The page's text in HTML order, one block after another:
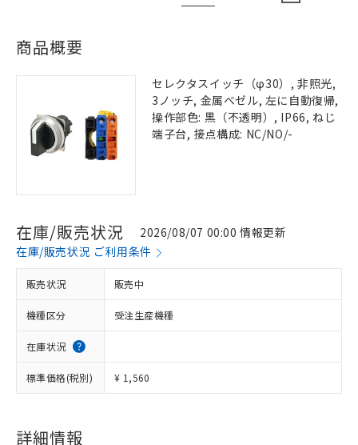
商品概要
セレクタスイッチ（φ30）, 非照光,
3ノッチ, 金属ベゼル, 左に自動復帰,
操作部色: 黒（不透明）, IP66, ねじ
端子台, 接点構成: NC/NO/-
在庫/販売状況
2026/08/07 00:00 情報更新
在庫/販売状況 ご利用条件
販売状況 販売中
機種区分 受注生産機種
在庫状況
標準価格(税別) ¥ 1,560
詳細情報